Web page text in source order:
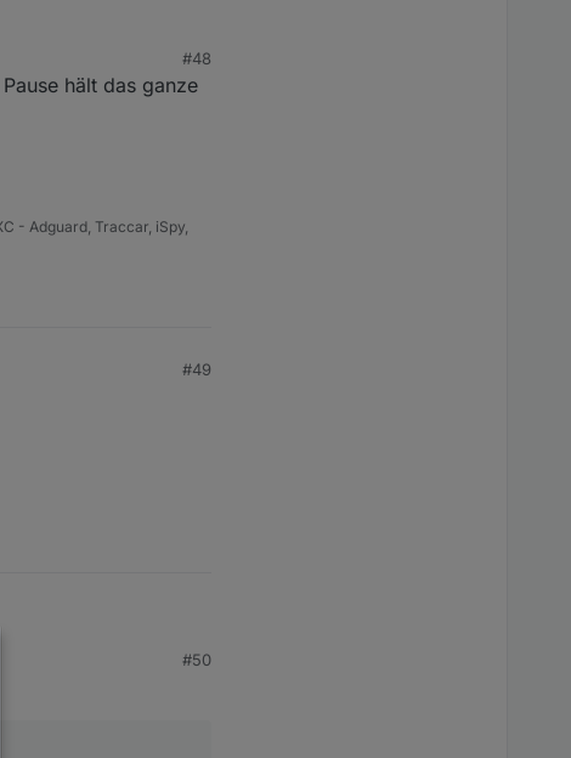
#48
hält das ganze
- Adguard, Traccar, iSpy,
#49
#50